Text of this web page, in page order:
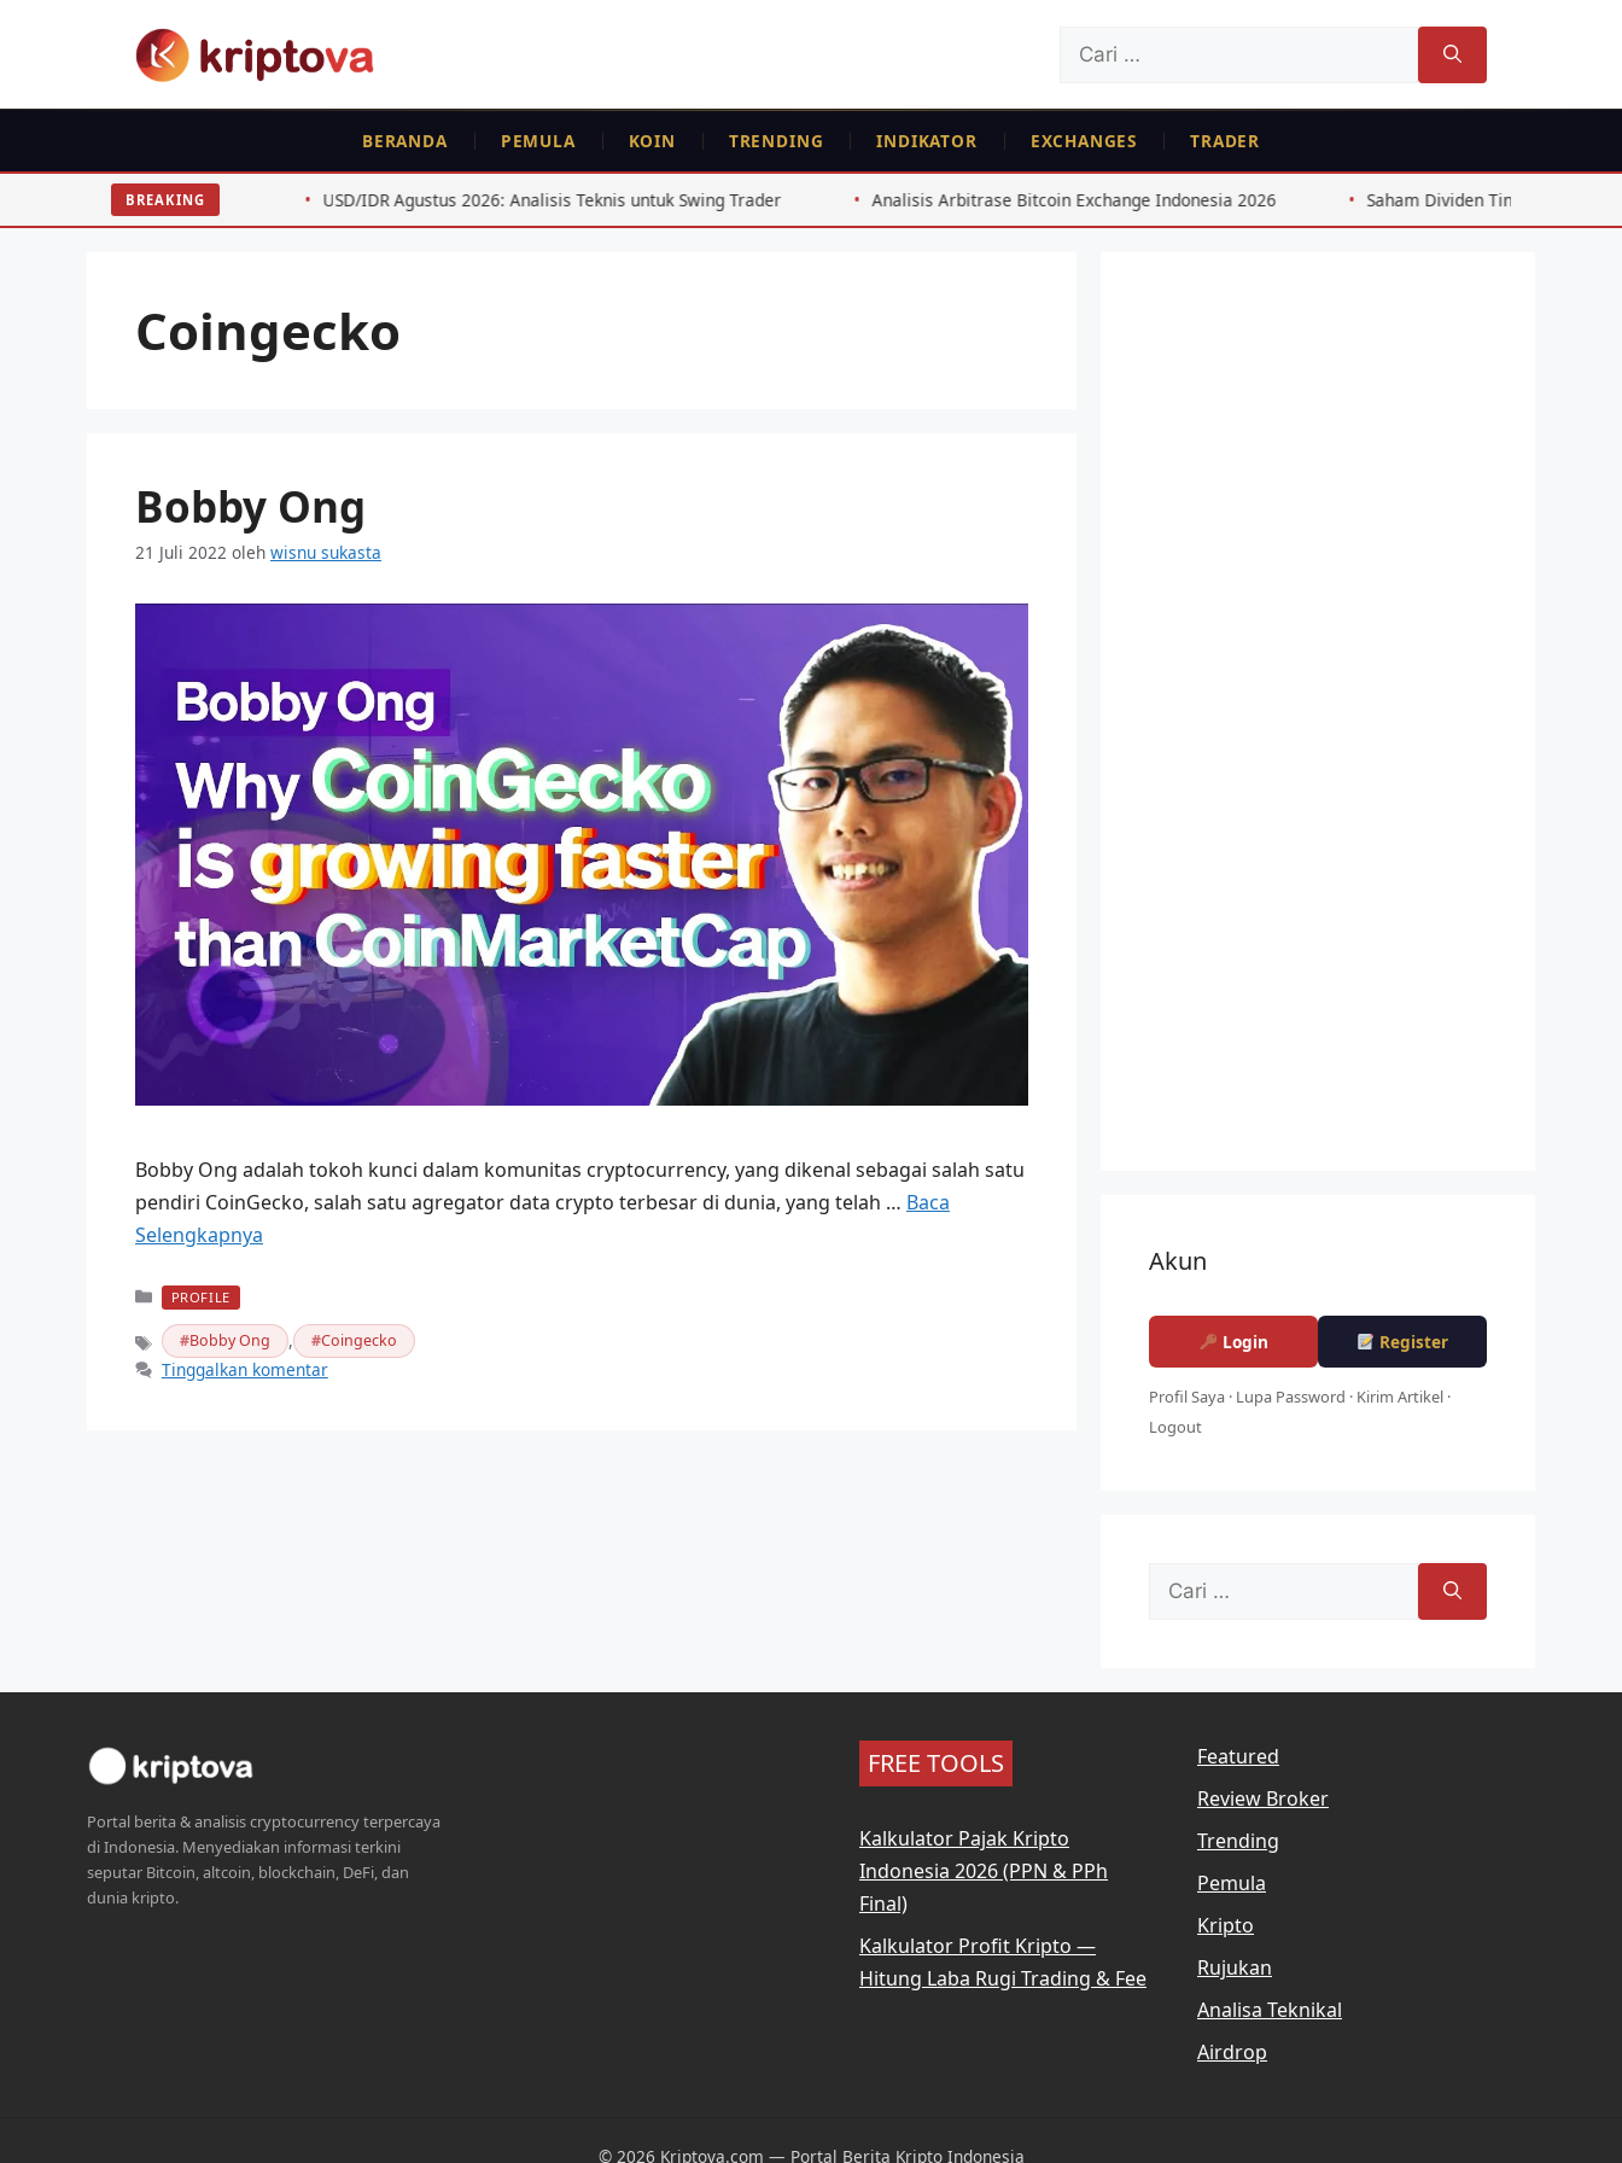
Cari
BERANDA PEMULA KOIN TRENDING INDIKATOR EXCHANGES TRADER
BREAKING
Harga BTC ETH USD/IDR Agustus 2026: Analisis Teknis untuk Swing Trader Analisis Arbitrase Bitcoin Exchange Indonesia 2026 Saham Dividen Tinggi Indonesia: Strategi
Coingecko
Bobby Ong
21 Juli 2022 oleh wisnu sukasta
Bobby Ong adalah tokoh kunci dalam komunitas cryptocurrency, yang dikenal sebagai salah satu
pendiri CoinGecko, salah satu agregator data crypto terbesar di dunia, yang telah … Baca
Selengkapnya
Kategori
PROFILE
Tag Bobby Ong , Coingecko
Tinggalkan komentar
Akun
Login Register
Profil Saya · Lupa Password · Kirim Artikel ·
Logout
Cari
Portal berita & analisis cryptocurrency terpercaya
di Indonesia. Menyediakan informasi terkini
seputar Bitcoin, altcoin, blockchain, DeFi, dan
dunia kripto.
FREE TOOLS
Kalkulator Pajak Kripto
Indonesia 2026 (PPN & PPh
Final)
Kalkulator Profit Kripto —
Hitung Laba Rugi Trading & Fee
Featured
Review Broker
Trending
Pemula
Kripto
Rujukan
Analisa Teknikal
Airdrop
© 2026 Kriptova.com — Portal Berita Kripto Indonesia